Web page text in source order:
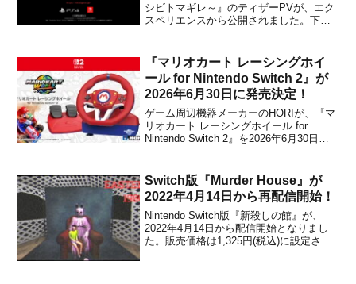
シビトマギレ～』のティザーPVが、エク
スペリエンスから公開されました。下記
載】Gamer様に情報を掲載いただきまし
た。「死噛 ～シビトマギレ～」のティザ
ーP...
『マリオカート レーシングホイ
ール for Nintendo Switch 2』が
2026年6月30日に発売決定！
ゲーム周辺機器メーカーのHORIが、『マ
リオカート レーシングホイール for
Nintendo Switch 2』を2026年6月30日に
Nintendo Switch 2』に加え、DX版『マリ
オカー...
Switch版『Murder House』が
2022年4月14日から再配信開始！
Nintendo Switch版『新殺しの館』が、
2022年4月14日から配信開始となりまし
た。販売価格は1,325円(税込)に設定され